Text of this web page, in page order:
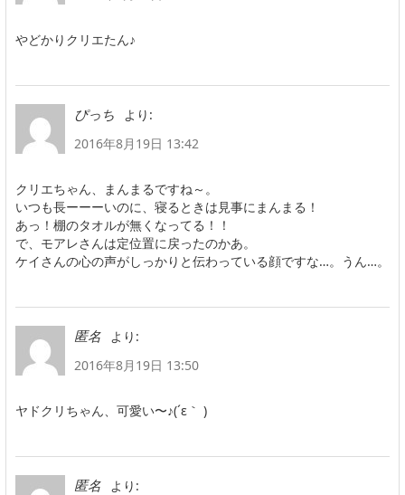
やどかりクリエたん♪
ぴっち
より:
2016年8月19日 13:42
クリエちゃん、まんまるですね～。
いつも長ーーーいのに、寝るときは見事にまんまる！
あっ！棚のタオルが無くなってる！！
で、モアレさんは定位置に戻ったのかあ。
ケイさんの心の声がしっかりと伝わっている顔ですな…。うん…。
匿名
より:
2016年8月19日 13:50
ヤドクリちゃん、可愛い〜♪(´ε｀ )
匿名
より: